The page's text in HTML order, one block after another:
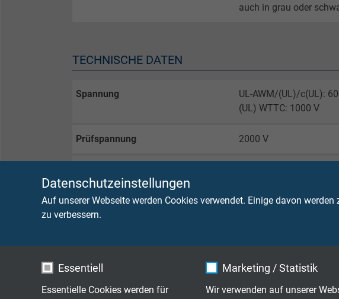
Datenschutzeinstellungen
Auf unserer Webseite werden Cookies verwendet. Einige davon
zu verbessern.
Essentiell
Essentielle Cookies werden für
Marketing / Statistik
Wir verwenden auf unserer
auch in grau oder
TECHNISCHE DATEN
Spannung
UL-AWM/(UL)/c(UL):
(UL) WTTC: 1000 V
Prüfspannung 2000 V
Temperatur
UL-AWM: bis +105°C
Brennverhalten (UL) FT4 + c(UL) FT1,